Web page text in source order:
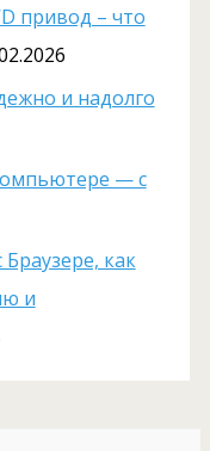
привод – что
и надолго
— с
как
и